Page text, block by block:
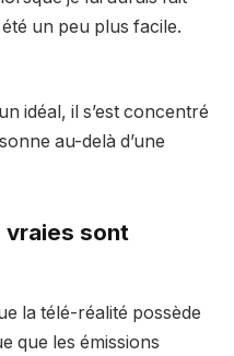
un peu plus facile.
idéal, il s’est concentré
au-delà d’une
vraies sont
la télé-réalité possède
que les émissions